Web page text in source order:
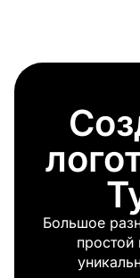
Инжиниринг,
Инстаграм
Интернет магазин
Кейтеринг
Киберспорт
Клининг
Большое
простой